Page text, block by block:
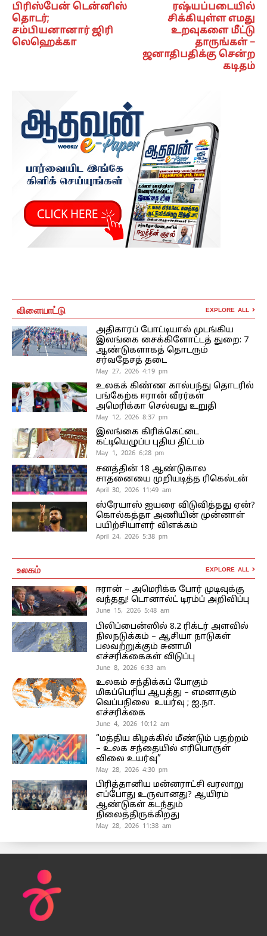
பிரிஸ்பேன் டென்னிஸ்
தொடர்;
சம்பியனானார் ஜிரி
லெஹெக்கா
ரஷ்யப்படையில்
சிக்கியுள்ள எமது
உறவுகளை மீட்டு
தாருங்கள் –
ஜனாதிபதிக்கு சென்ற
கடிதம்
விளையாட்டு EXPLORE ALL
அதிகாரப் போட்டியால் முடங்கிய
இலங்கை சைக்கிளோட்டத் துறை: 7
ஆண்டுகளாகத் தொடரும்
சர்வதேசத் தடை
May 27, 2026 4:19 pm
உலகக் கிண்ண கால்பந்து தொடரில்
பங்கேற்க ஈரான் வீரர்கள்
அமெரிக்கா செல்வது உறுதி
May 12, 2026 8:37 pm
இலங்கை கிரிக்கெட்டை
கட்டியெழுப்ப புதிய திட்டம்
May 1, 2026 6:28 pm
சனத்தின் 18 ஆண்டுகால
சாதனையை முறியடித்த ரிகெல்டன்
April 30, 2026 11:49 am
ஸ்ரேயாஸ் ஐயரை விடுவித்தது ஏன்?
கொல்கத்தா அணியின் முன்னாள்
பயிற்சியாளர் விளக்கம்
April 24, 2026 5:38 pm
உலகம் EXPLORE ALL
ஈரான் – அமெரிக்க போர் முடிவுக்கு
வந்தது! டொனால்ட் டிரம்ப் அறிவிப்பு
June 15, 2026 5:48 am
பிலிப்பைன்ஸில் 8.2 ரிக்டர் அளவில்
நிலநடுக்கம் – ஆசியா நாடுகள்
பலவற்றுக்கும் சுனாமி
எச்சரிக்கைகள் விடுப்பு
June 8, 2026 6:33 am
உலகம் சந்திக்கப் போகும்
மிகப்பெரிய ஆபத்து – எமனாகும்
வெப்பநிலை உயர்வு ; ஐ.நா.
எச்சரிக்கை
June 4, 2026 10:12 am
“மத்திய கிழக்கில் மீண்டும் பதற்றம்
– உலக சந்தையில் எரிபொருள்
விலை உயர்வு”
May 28, 2026 4:30 pm
பிரித்தானிய மன்னராட்சி வரலாறு
எப்போது உருவானது? ஆயிரம்
ஆண்டுகள் கடந்தும்
நிலைத்திருக்கிறது
May 28, 2026 11:38 am